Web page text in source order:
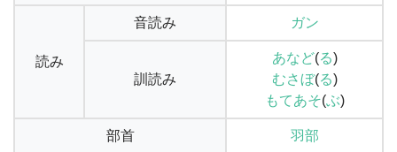
読み
音読み ガン
訓読み
あなど(る)
むさぼ(る)
もてあそ(ぶ)
部首 羽部